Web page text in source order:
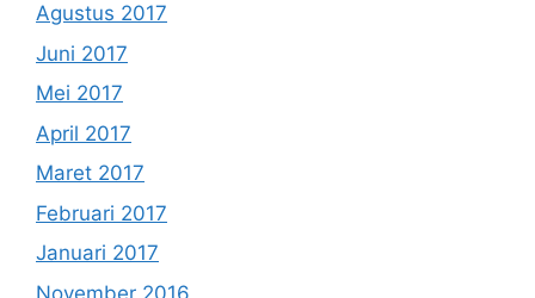
Agustus 2017
Juni 2017
Mei 2017
April 2017
Maret 2017
Februari 2017
Januari 2017
November 2016